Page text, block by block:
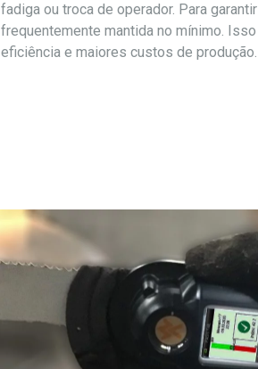
fadiga ou troca de operador. Para
frequentemente mantida no mínimo.
eficiência e maiores custos de produção.